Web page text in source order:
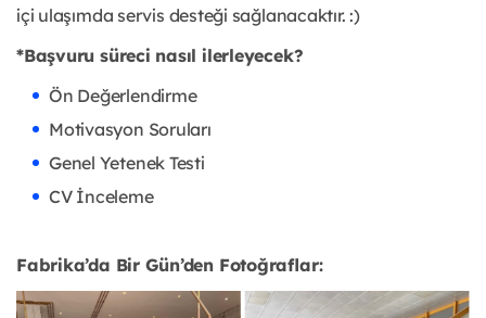
içi ulaşımda servis desteği sağlanacaktır. :)
*Başvuru süreci nasıl ilerleyecek?
Ön Değerlendirme
Motivasyon Soruları
Genel Yetenek Testi
CV İnceleme
Fabrika’da Bir Gün’den Fotoğraflar: